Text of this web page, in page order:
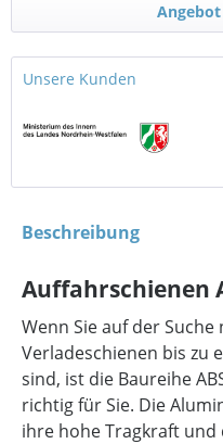
Unsere Kunden
Beschreibung
Auffahrschienen
Wenn Sie auf der
Verladeschienen bis zu
sind, ist die Baureihe
richtig für Sie. Die
ihre hohe Tragkraft und